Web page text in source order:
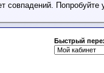
совпадений. Попробуйте
Быстрый